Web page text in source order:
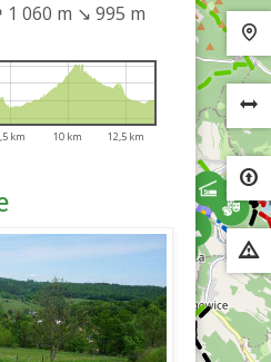
1 060 m ↘ 995 m
km 10 km 12,5 km